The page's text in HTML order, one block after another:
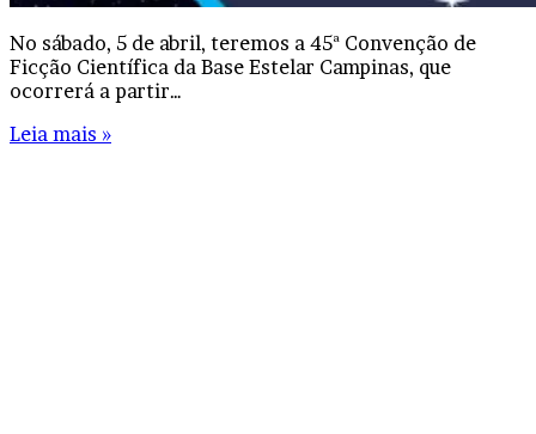
No sábado, 5 de abril, teremos a 45ª Convenção de
Ficção Científica da Base Estelar Campinas, que
ocorrerá a partir…
Leia mais »